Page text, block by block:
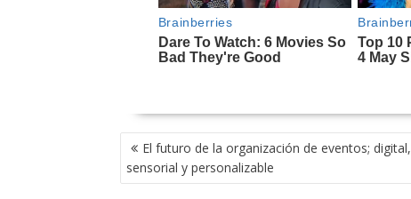
NAVEGACIÓN
DE
ENTRADAS
El futuro de la organización de eventos; digital,
sensorial y personalizable